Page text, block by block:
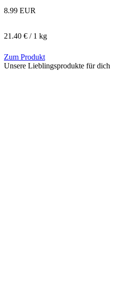
8.99 EUR
21.40 € / 1 kg
Zum Produkt
Unsere Lieblingsprodukte für dich